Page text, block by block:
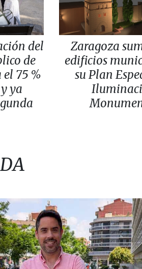
del
de
el 75 %
ya
Zaragoza
edificios
su Plan